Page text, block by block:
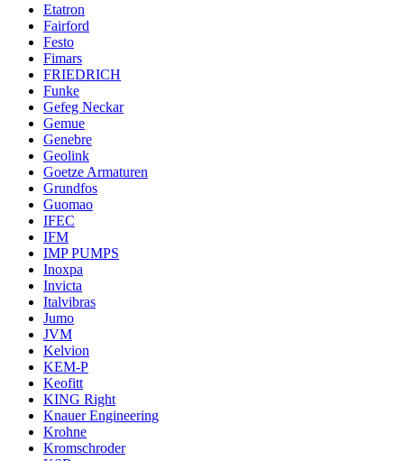
Etatron
Fairford
Festo
Fimars
FRIEDRICH
Funke
Gefeg Neckar
Gemue
Genebre
Geolink
Goetze Armaturen
Grundfos
Guomao
IFEC
IFM
IMP PUMPS
Inoxpa
Invicta
Italvibras
Jumo
JVM
Kelvion
KEM-P
Keofitt
KING Right
Knauer Engineering
Krohne
Kromschroder